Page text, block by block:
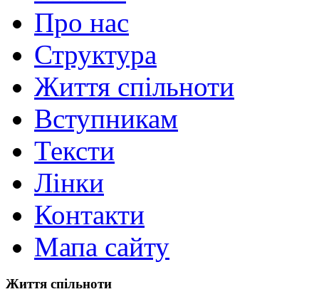
Про нас
Структура
Життя спільноти
Вступникам
Тексти
Лінки
Контакти
Мапа сайту
Життя спільноти